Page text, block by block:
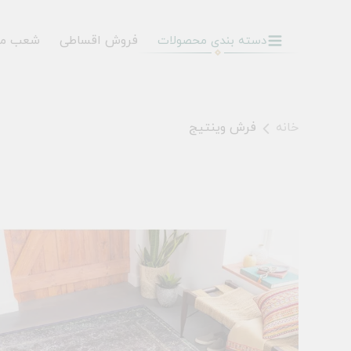
دسته بندی محصولات فروش اقساطی شعب
خانه فرش وینتیج